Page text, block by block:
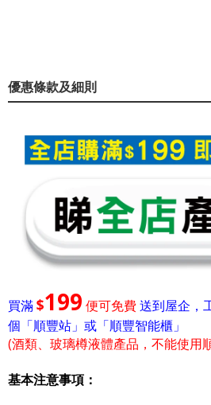
優惠條款及細則
買滿$199 便可免費送到屋企，
個「順豐站」或「順豐智能櫃」
(酒類、玻璃樽液體產品，不能使用
基本注意事項：